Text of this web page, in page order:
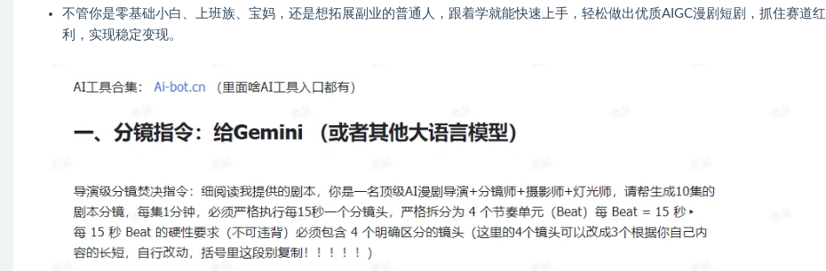
不管你是零基础小白、上班族、宝妈，还是想拓展副业的普通人，跟着学就能快速上手，轻松做出优质AIGC漫剧短剧，抓住赛道红
利，实现稳定变现。​